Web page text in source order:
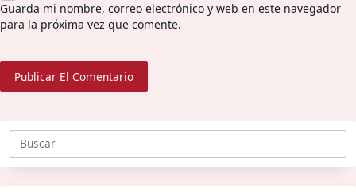
Guarda mi nombre, correo electrónico y web en este navegador
para la próxima vez que comente.
Buscar: